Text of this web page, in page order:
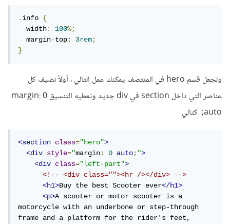
.info {
  width
: 100%;
  margin
-top: 3rem;
}
ولجعل قسم hero في المنتصف يمكنك عمل التالي ، أولاً نضيف كل
عناصر التي داخل section في div جديد ونعطيه التنسيق margin: 0
auto; كتالي
<section class="hero">
<div
style="margin: 0 auto;">
<div
class="left-part">
<!-- <div class=""><hr /></div> -->
<h1>Buy the best Scooter ever</h1>
<p>A scooter or motor scooter is a
motorcycle with an underbone or step-through
frame and a platform for the rider's feet,